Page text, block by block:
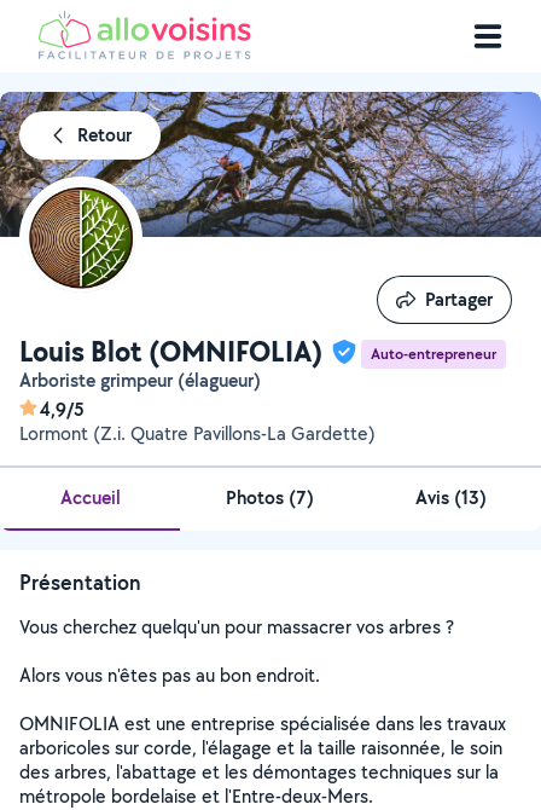
Retour
Louis Blot (OMNIFOLIA) Auto-entrepreneur
Arboriste grimpeur (élagueur)
4,9/5
Lormont (Z.i. Quatre Pavillons-La Gardette)
Partager
Partager
Accueil Photos (7) Avis (13)
Présentation
Vous cherchez quelqu'un pour massacrer vos arbres ?
Alors vous n'êtes pas au bon endroit.
OMNIFOLIA est une entreprise spécialisée dans les travaux
arboricoles sur corde, l'élagage et la taille raisonnée, le soin
des arbres, l'abattage et les démontages techniques sur la
métropole bordelaise et l'Entre-deux-Mers.